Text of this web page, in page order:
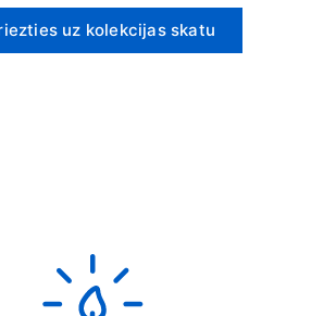
uz kolekcijas skatu